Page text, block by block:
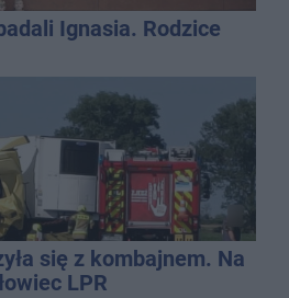
Ignasia. Rodzice
się z kombajnem. Na
LPR